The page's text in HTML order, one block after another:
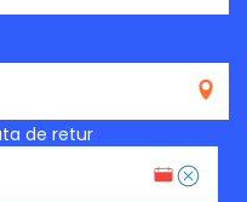
de retur